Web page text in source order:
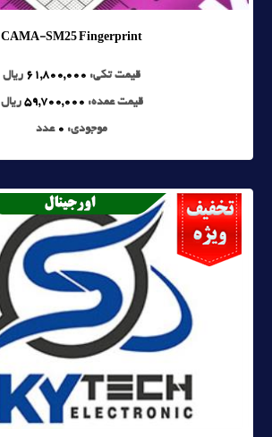
CAMA-SM25 Fingerprint
قیمت تکی: 61,800,000 ریال
قیمت عمده: 59,700,000 ریال
موجودی: 0 عدد